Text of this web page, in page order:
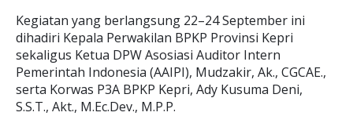
Kegiatan yang berlangsung 22–24 September ini
dihadiri Kepala Perwakilan BPKP Provinsi Kepri
sekaligus Ketua DPW Asosiasi Auditor Intern
Pemerintah Indonesia (AAIPI), Mudzakir, Ak., CGCAE.,
serta Korwas P3A BPKP Kepri, Ady Kusuma Deni,
S.S.T., Akt., M.Ec.Dev., M.P.P.